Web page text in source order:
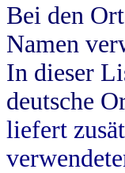
Bei den
Namen
In dieser
deutsche
liefert